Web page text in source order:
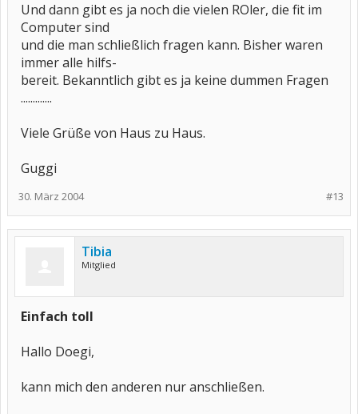
Und dann gibt es ja noch die vielen ROler, die fit im
Computer sind
und die man schließlich fragen kann. Bisher waren
immer alle hilfs-
bereit. Bekanntlich gibt es ja keine dummen Fragen
.............
Viele Grüße von Haus zu Haus.
Guggi
#13
30. März 2004
Tibia
Mitglied
Einfach toll
Hallo Doegi,
kann mich den anderen nur anschließen.